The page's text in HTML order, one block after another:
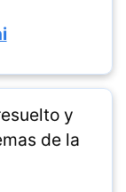
y
de la